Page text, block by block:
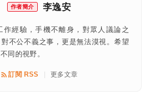
作者簡介 李逸安
作經驗，手機不離身，對眾人議論之
不公不義之事，更是無法漠視。希望
同的視野。
訂閱 RSS 更多文章